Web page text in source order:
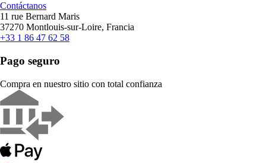
Contáctanos
11 rue Bernard Maris
37270 Montlouis-sur-Loire, Francia
+33 1 86 47 62 58
Pago seguro
Compra en nuestro sitio con total confianza